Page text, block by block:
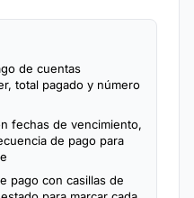
de cuentas
total pagado y número
fechas de vencimiento,
de pago para
pago con casillas de